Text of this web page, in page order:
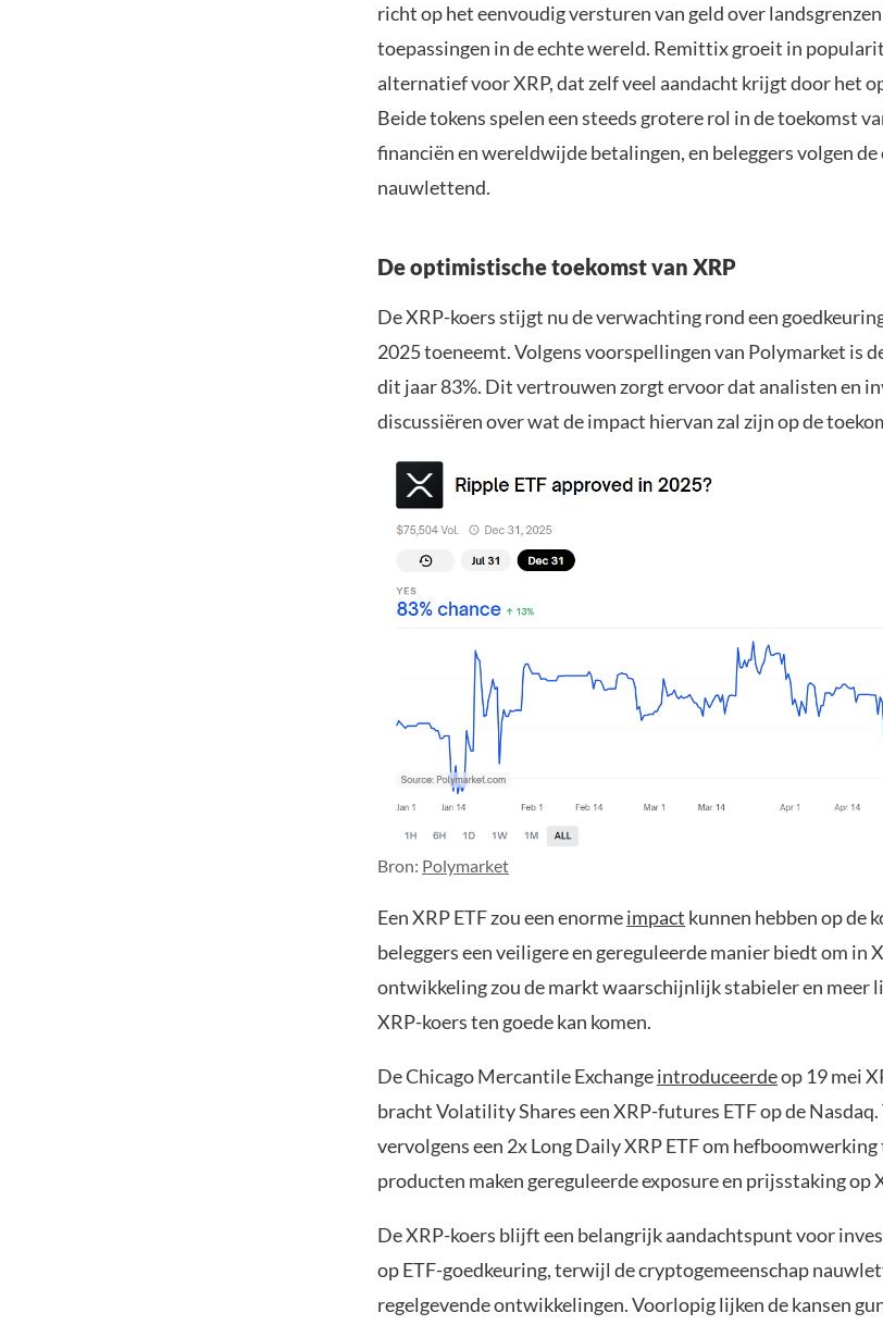
richt op het eenvoudig versturen van geld over
toepassingen in de echte wereld. Remittix groeit in
alternatief voor XRP, dat zelf veel aandacht krijgt door het
Beide tokens spelen een steeds grotere rol in de toekomst
financiën en wereldwijde betalingen, en beleggers volgen
nauwlettend.
De optimistische toekomst van XRP
De XRP-koers stijgt nu de verwachting rond een
2025 toeneemt. Volgens voorspellingen van Polymarket is
dit jaar 83%. Dit vertrouwen zorgt ervoor dat analisten en
discussiëren over wat de impact hiervan zal zijn op de
Bron: Polymarket
Een XRP ETF zou een enormeimpact kunnen hebben op de
beleggers een veiligere en gereguleerde manier biedt om in
ontwikkeling zou de markt waarschijnlijk stabieler en meer
XRP-koers ten goede kan komen.
De Chicago Mercantile Exchangeintroduceerdeop 19 mei
bracht Volatility Shares een XRP-futures ETF op de
vervolgens een 2x Long Daily XRP ETF om
producten maken gereguleerde exposure en prijsstaking op
De XRP-koers blijft een belangrijk aandachtspunt voor
op ETF-goedkeuring, terwijl de cryptogemeenschap
regelgevende ontwikkelingen. Voorlopig lijken de kansen